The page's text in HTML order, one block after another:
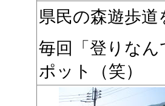
県民の森遊歩
毎回「登りな
ポット（笑）